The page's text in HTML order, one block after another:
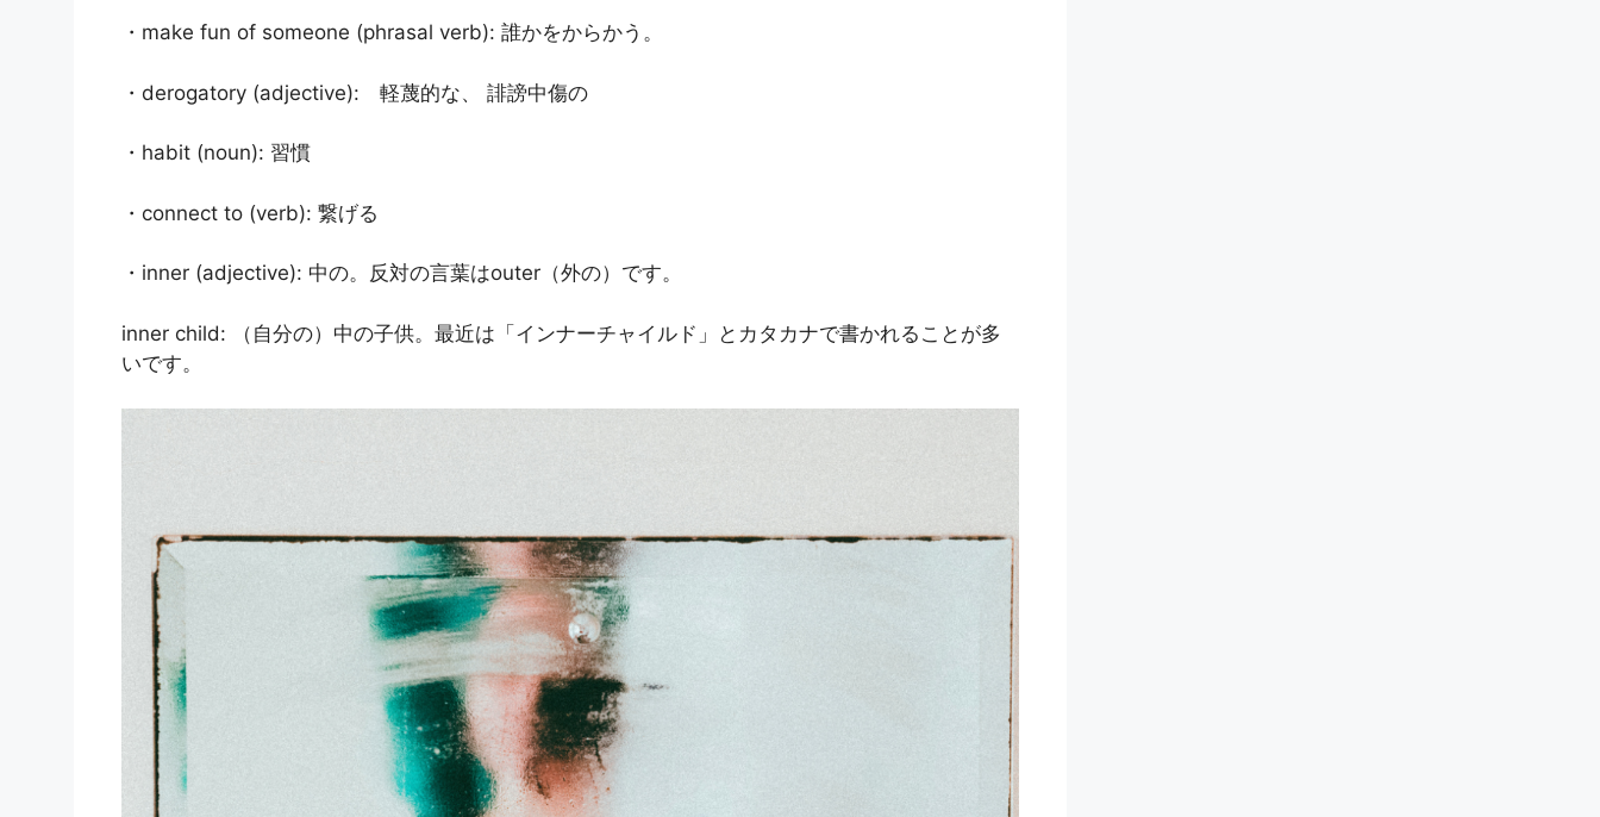
・make fun of someone (phrasal verb): 誰かをからかう。
・derogatory (adjective): 軽蔑的な、 誹謗中傷の
・habit (noun): 習慣
・connect to (verb): 繋げる
・inner (adjective): 中の。反対の言葉はouter（外の）です。
inner child: （自分の）中の子供。最近は「インナーチャイルド」とカタカナで書かれることが多
いです。